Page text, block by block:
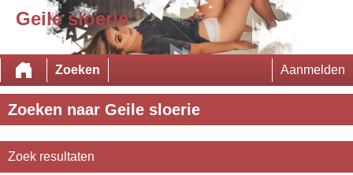
Geile sloerie
Zoeken Aanmelden
Zoeken naar Geile sloerie
Zoek resultaten